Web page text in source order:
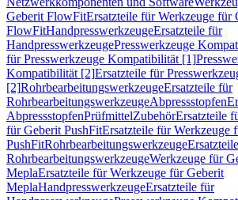
Geberit FlowFitErsatzteile für Werkzeuge für
FlowFitHandpresswerkzeugeErsatzteile für
HandpresswerkzeugePresswerkzeuge
für Presswerkzeuge Kompatibilität [1]
Kompatibilität [2]Ersatzteile für
[2]RohrbearbeitungswerkzeugeErsatzteile für
RohrbearbeitungswerkzeugeAbpressstopfen
AbpressstopfenPrüfmittelZubehörErsatzteile
für Geberit PushFitErsatzteile für Werkzeuge
PushFitRohrbearbeitungswerkzeuge
RohrbearbeitungswerkzeugeWerkzeuge für
MeplaErsatzteile für Werkzeuge für Geberit
MeplaHandpresswerkzeugeErsatzteile für